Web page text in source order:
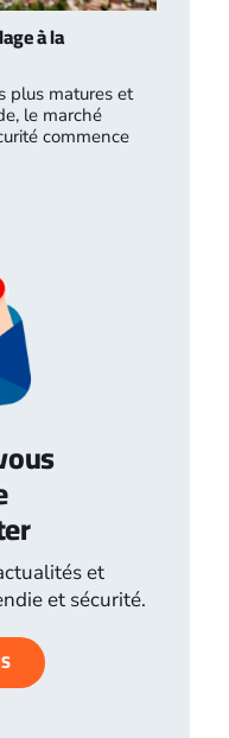
à la
plus matures et
le marché
commence
et
et sécurité.